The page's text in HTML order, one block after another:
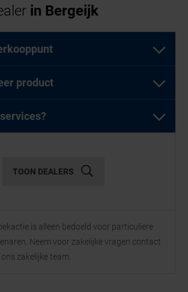
het bestaande kozijn.
in Bergeijk
product
TOON DEALERS
is alleen bedoeld voor particuliere
Neem voor zakelijke vragen contact
zakelijke team.